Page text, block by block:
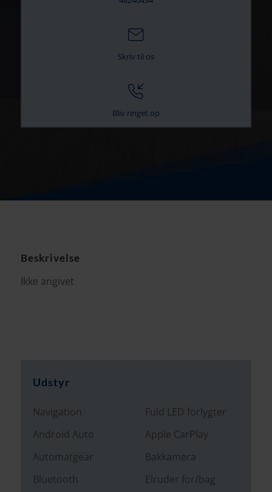
Skriv til os
Bliv ringet op
Beskrivelse
Ikke angivet
Udstyr
Navigation
Fuld LED forlygter
Android Auto
Apple CarPlay
Automatgear
Bakkamera
Bluetooth
Elruder for/bag